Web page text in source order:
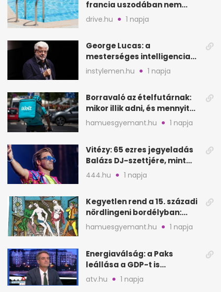
francia uszodában nem
fogadják el
drive.hu 1 napja
George Lucas: a
mesterséges intelligencia
lehet Hollywood következő
lépése
instylemen.hu 1 napja
Borravaló az ételfutárnak:
mikor illik adni, és mennyit
rendeléskor?
hamuesgyemant.hu 1 napja
Vitézy: 65 ezres jegyeladás
Balázs DJ-szettjére, mint
metró nélküli Puskás-meccs
444.hu 1 napja
Kegyetlen rend a 15. századi
nördlingeni bordélyban:
verés, éheztetés
hamuesgyemant.hu 1 napja
Energiaválság: a Paks
leállása a GDP-t is
megütheti, int az
Oeconomus
atv.hu 1 napja